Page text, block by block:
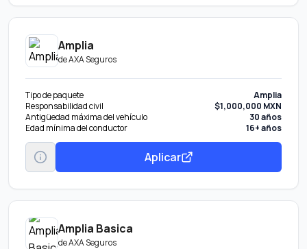
Amplia
deAXA Seguros
Tipo de paquete
Amplia
Responsabilidad civil
$1,000,000 MXN
Antigüedad máxima del vehículo
30 años
Edad mínima del conductor
16+ años
Aplicar
Amplia Basica
deAXA Seguros